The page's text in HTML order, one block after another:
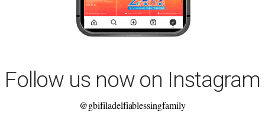
Follow us now on Instagram
@gbifiladelfiablessingfamily